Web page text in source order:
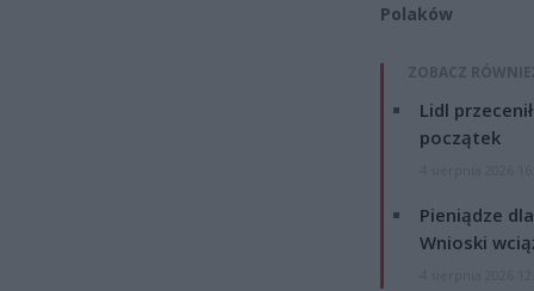
Polaków
ZOBACZ
Lidl
początek
Pieniądze
Wnioski